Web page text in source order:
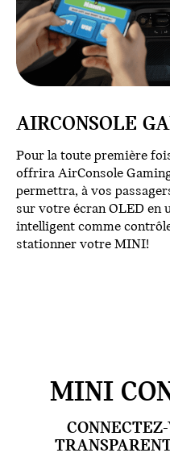
AIRCONSOLE
Pour la toute première
offrira AirConsole
permettra, à vos
sur votre écran OLED en
intelligent comme
stationner votre MINI!
MINI